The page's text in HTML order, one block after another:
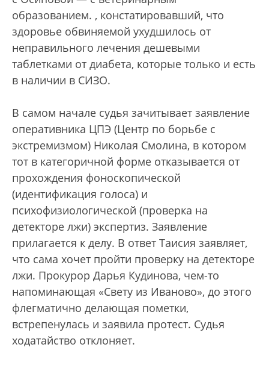
образованием. , констатировавший, что
здоровье обвиняемой ухудшилось от
неправильного лечения дешевыми
таблетками от диабета, которые только и есть
в наличии в СИЗО.
В самом начале судья зачитывает заявление
оперативника ЦПЭ (Центр по борьбе с
экстремизмом) Николая Смолина, в котором
тот в категоричной форме отказывается от
прохождения фоноскопической
(идентификация голоса) и
психофизиологической (проверка на
детекторе лжи) экспертиз. Заявление
прилагается к делу. В ответ Таисия заявляет,
что сама хочет пройти проверку на детекторе
лжи. Прокурор Дарья Кудинова, чем-то
напоминающая «Свету из Иваново», до этого
флегматично делающая пометки,
встрепенулась и заявила протест. Судья
ходатайство отклоняет.